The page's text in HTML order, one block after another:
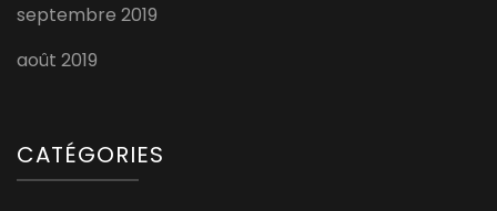
septembre 2019
août 2019
CATÉGORIES